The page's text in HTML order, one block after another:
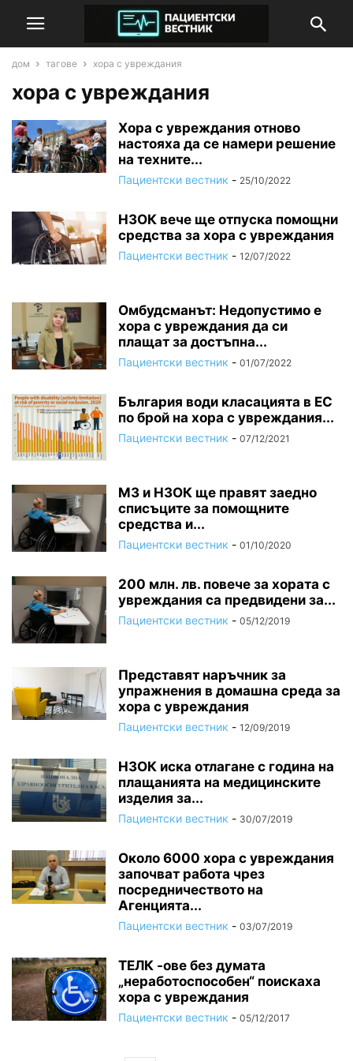
дом тагове хора с увреждания
хора с увреждания
Хора с увреждания отново
настояха да се намери решение
на техните...
Пациентски вестник - 25/10/2022
НЗОК вече ще отпуска помощни
средства за хора с увреждания
Пациентски вестник - 12/07/2022
Омбудсманът: Недопустимо е
хора с увреждания да си
плащат за достъпна...
Пациентски вестник - 01/07/2022
България води класацията в ЕС
по брой на хора с увреждания...
Пациентски вестник - 07/12/2021
МЗ и НЗОК ще правят заедно
списъците за помощните
средства и...
Пациентски вестник - 01/10/2020
200 млн. лв. повече за хората с
увреждания са предвидени за...
Пациентски вестник - 05/12/2019
Представят наръчник за
упражнения в домашна среда за
хора с увреждания
Пациентски вестник - 12/09/2019
НЗОК иска отлагане с година на
плащанията на медицинските
изделия за...
Пациентски вестник - 30/07/2019
Около 6000 хора с увреждания
започват работа чрез
посредничеството на
Агенцията...
Пациентски вестник - 03/07/2019
ТЕЛК -ове без думата
„неработоспособен“ поискаха
хора с увреждания
Пациентски вестник - 05/12/2017